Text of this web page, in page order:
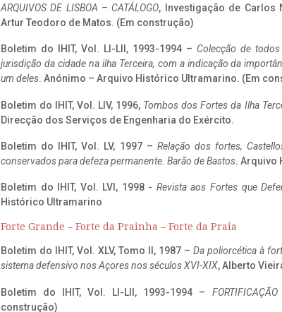
ARQUIVOS DE LISBOA – CATÁLOGO, Investigação de Carlos
Artur Teodoro de Matos. (Em construção)
Boletim do IHIT, Vol. LI-LII, 1993-1994 – Colecção de
jurisdição da cidade na ilha Terceira, com a indicação da
um deles. Anónimo – Arquivo Histórico Ultramarino. (Em
Boletim do IHIT, Vol. LIV, 1996, Tombos dos Fortes da Ilha
Direcção dos Serviços de Engenharia do Exército.
Boletim do IHIT, Vol. LV, 1997 – Relação dos fortes,
conservados para defeza permanente. Barão de Bastos. Arquivo
Boletim do IHIT, Vol. LVI, 1998 - Revista aos Fortes que
Histórico Ultramarino
Forte Grande – Forte da Prainha – Forte da Praia
Boletim do IHIT, Vol. XLV, Tomo II, 1987 – Da poliorcética à
sistema defensivo nos Açores nos séculos XVI-XIX, Alberto
Boletim do IHIT, Vol. LI-LII, 1993-1994 –
construção)